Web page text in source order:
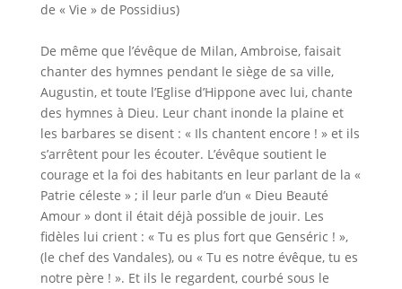
de « Vie » de Possidius)
De même que l’évêque de Milan, Ambroise, faisait
chanter des hymnes pendant le siège de sa ville,
Augustin, et toute l’Eglise d’Hippone avec lui, chante
des hymnes à Dieu. Leur chant inonde la plaine et
les barbares se disent : « Ils chantent encore ! » et ils
s’arrêtent pour les écouter. L’évêque soutient le
courage et la foi des habitants en leur parlant de la «
Patrie céleste » ; il leur parle d’un « Dieu Beauté
Amour » dont il était déjà possible de jouir. Les
fidèles lui crient : « Tu es plus fort que Genséric ! »,
(le chef des Vandales), ou « Tu es notre évêque, tu es
notre père ! ». Et ils le regardent, courbé sous le